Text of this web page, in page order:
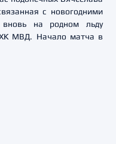
с новогодними
на родном льду
ХК МВД. Начало матча в